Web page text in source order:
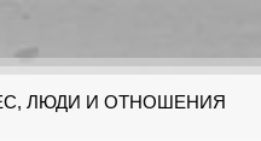
ЛЮДИ И ОТНОШЕНИЯ